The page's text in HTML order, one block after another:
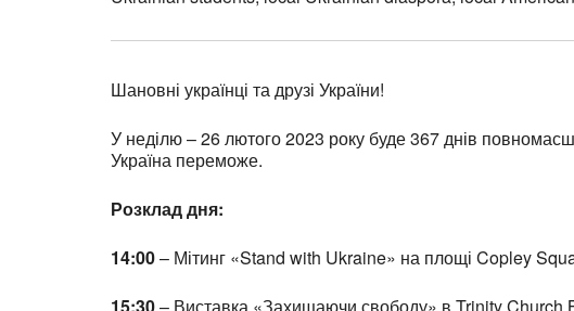
Шановні українці та друзі України!
У неділю – 26 лютого 2023 року буде 367 днів
Україна переможе.
Розклад дня:
14:00– Мітинг «Stand with Ukraine» на площі Copley
15:30– Виставка «Захищаючи свободу» в Trinity Church